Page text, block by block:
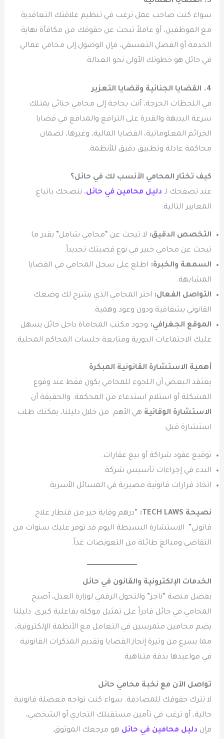
سواء كنت صاحب عمل ترغب في تنظيم علاقتك التعاقدية
مع الموظفين، أو عاملاً تبحث عن حقوقك من مكافأة نهاية
الخدمة أو الفصل التعسفي، فإن الوصول إلى محامي عمالي
في حائل هو خطوتك الأولى نحو العدالة.
4. القضايا الجنائية وقضايا التعزير
في اللحظات الحرجة، أنت بحاجة إلى محامي جنائي يمتلك
سرعة البديهة والقدرة على الترافع والمدافع في قضايا
الجرائم المعلوماتية، القضايا المالية، وغيرها، لضمان
محاكمة عادلة وتطبيق دقيق للأنظمة.
كيف تختار المحامي الأنسب لك في حائل؟
عند تصفحك لـ دليل محامين في حائل، ننصحك باتباع
المعايير التالية:
التخصص الدقيق: لا تبحث عن “محامي شامل” بقدر ما
تبحث عن محامي خبير في نوع قضيتك تحديداً.
السمعة والخبرة: اطلع على سجل المحامي في القضايا
المشابهة.
التواصل الفعال: اختر المحامي الذي يشرح لك وضعك
القانوني بشفافية ودون وعود وهمية.
الموقع الجغرافي: وجود مكتب المحاماة داخل حائل يسهل
عليك الاجتماعات الدورية ومتابعة جلسات المحاكم المحلية.
أهمية الاستشارة القانونية المبكرة
يعتقد البعض أن اللجوء للمحامي يكون فقط عند وقوع
المشكلة أو استلام استدعاء من المحكمة. والحقيقة أن
الاستشارة الوقائية هي الأهم. من خلال دليلنا، يمكنك طلب
استشارة قبل:
توقيع عقود شراكة أو بيع عقارات.
البدء في إجراءات تأسيس شركة.
اتخاذ قرارات قانونية مصيرية في المسائل الأسرية.
نصيحة TECH LAWS
: “درهم وقاية خير من قنطار علاج
قانوني”. الاستشارة البسيطة اليوم قد توفر عليك سنوات من
التقاضي ومبالغ طائلة من التعويضات غداً.
الخدمات الإلكترونية والقانون في حائل
بفضل منصة “ناجز” والتحول الرقمي لوزارة العدل، أصبح
المحامي في حائل قادراً على تمثيل موكله بفاعلية كبرى. دليلنا
يضم محامين متمرسين في التعامل مع الأنظمة الإلكترونية،
مما يسرع من وتيرة إنجاز القضايا وتقديم المذكرات القانونية
في مواعيدها بدقة متناهية.
تواصل الآن مع نخبة محامي حائل
لا تترك حقوقك للمصادفة. سواء كنت تواجه معضلة قانونية
حالية، أو ترغب في تأمين مستقبلك التجاري أو الشخصي،
فإن دليل محامين في حائل هو مرجعك الموثوق.